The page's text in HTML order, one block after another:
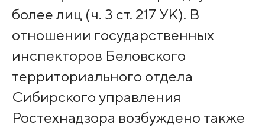
более лиц (ч. 3 ст. 217 УК). В
отношении государственных
инспекторов Беловского
территориального отдела
Сибирского управления
Ростехнадзора возбуждено также